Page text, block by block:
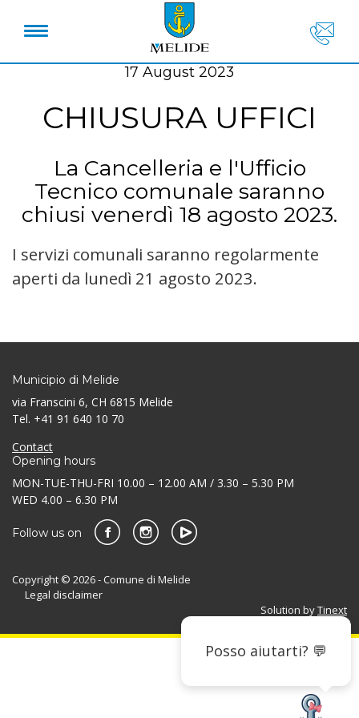
Posso aiutarti? 💬
17 August 2023
CHIUSURA UFFICI
La Cancelleria e l'Ufficio
Tecnico comunale saranno
chiusi venerdì 18 agosto 2023.
I servizi comunali saranno regolarmente
aperti da lunedì 21 agosto 2023.
Municipio di Melide
via Franscini 6, CH 6815 Melide
Tel. +41 91 640 10 70
Contact
Opening hours
MON-TUE-THU-FRI 10.00 – 12.00 AM / 3.30 – 5.30 PM
WED 4.00 – 6.30 PM
Follow us on
Copyright © 2026 - Comune di Melide
Legal disclaimer
Solution byTinext